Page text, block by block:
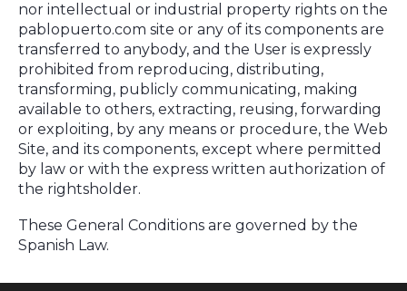
nor intellectual or industrial property rights on the
pablopuerto.com site or any of its components are
transferred to anybody, and the User is expressly
prohibited from reproducing, distributing,
transforming, publicly communicating, making
available to others, extracting, reusing, forwarding
or exploiting, by any means or procedure, the Web
Site, and its components, except where permitted
by law or with the express written authorization of
the rightsholder.
These General Conditions are governed by the
Spanish Law.